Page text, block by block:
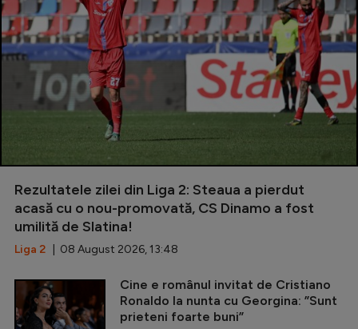
Rezultatele zilei din Liga 2: Steaua a pierdut
acasă cu o nou-promovată, CS Dinamo a fost
umilită de Slatina!
Liga 2 | 08 August 2026, 13:48
Cine e românul invitat de Cristiano
Ronaldo la nunta cu Georgina: ”Sunt
prieteni foarte buni”